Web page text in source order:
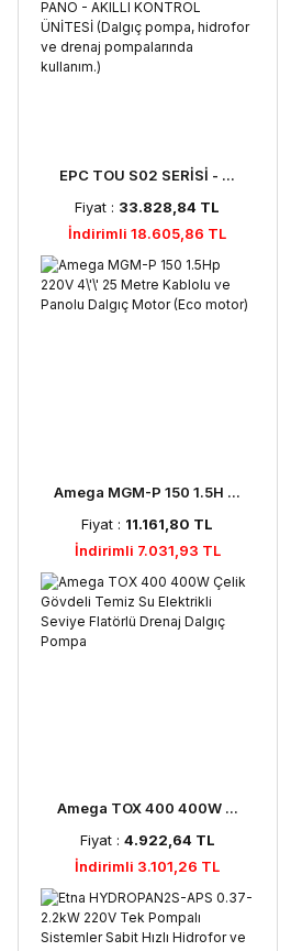
EPC TOU S02 SERİSİ - ...
Fiyat : 33.828,84 TL
İndirimli 18.605,86 TL
Amega MGM-P 150 1.5H ...
Fiyat : 11.161,80 TL
İndirimli 7.031,93 TL
Amega TOX 400 400W ...
Fiyat : 4.922,64 TL
İndirimli 3.101,26 TL